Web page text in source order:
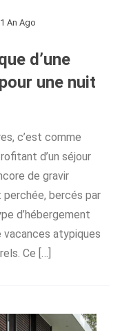
1 An Ago
d’une
une nuit
c’est comme
d’un séjour
de gravir
perchée, bercés par
d’hébergement
atypiques
Ce […]